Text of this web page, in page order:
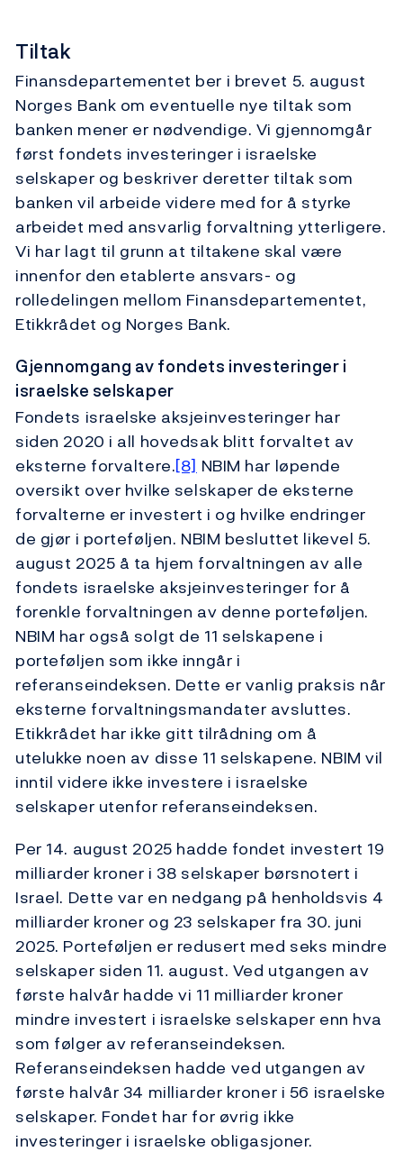
Tiltak
Finansdepartementet ber i brevet 5. august
Norges Bank om eventuelle nye tiltak som
banken mener er nødvendige. Vi gjennomgår
først fondets investeringer i israelske
selskaper og beskriver deretter tiltak som
banken vil arbeide videre med for å styrke
arbeidet med ansvarlig forvaltning ytterligere.
Vi har lagt til grunn at tiltakene skal være
innenfor den etablerte ansvars- og
rolledelingen mellom Finansdepartementet,
Etikkrådet og Norges Bank.
Gjennomgang av fondets investeringer i
israelske selskaper
Fondets israelske aksjeinvesteringer har
siden 2020 i all hovedsak blitt forvaltet av
eksterne forvaltere.[8]NBIM har løpende
oversikt over hvilke selskaper de eksterne
forvalterne er investert i og hvilke endringer
de gjør i porteføljen. NBIM besluttet likevel 5.
august 2025 å ta hjem forvaltningen av alle
fondets israelske aksjeinvesteringer for å
forenkle forvaltningen av denne porteføljen.
NBIM har også solgt de 11 selskapene i
porteføljen som ikke inngår i
referanseindeksen. Dette er vanlig praksis når
eksterne forvaltningsmandater avsluttes.
Etikkrådet har ikke gitt tilrådning om å
utelukke noen av disse 11 selskapene. NBIM vil
inntil videre ikke investere i israelske
selskaper utenfor referanseindeksen.
Per 14. august 2025 hadde fondet investert 19
milliarder kroner i 38 selskaper børsnotert i
Israel. Dette var en nedgang på henholdsvis 4
milliarder kroner og 23 selskaper fra 30. juni
2025. Porteføljen er redusert med seks mindre
selskaper siden 11. august. Ved utgangen av
første halvår hadde vi 11 milliarder kroner
mindre investert i israelske selskaper enn hva
som følger av referanseindeksen.
Referanseindeksen hadde ved utgangen av
første halvår 34 milliarder kroner i 56 israelske
selskaper. Fondet har for øvrig ikke
investeringer i israelske obligasjoner.